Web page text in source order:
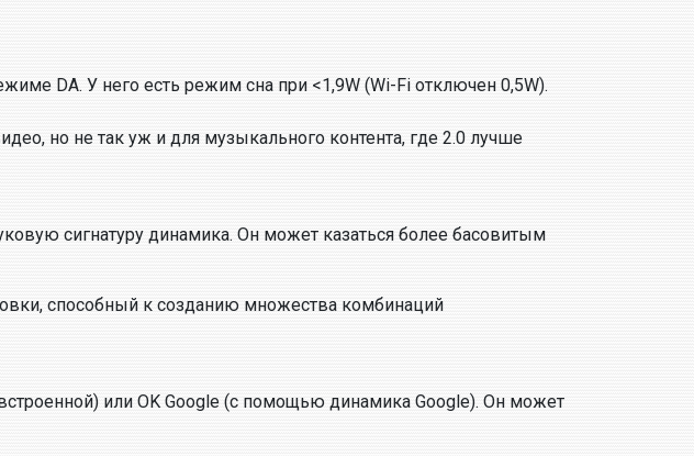
DA. У него есть режим сна при <1,9W (Wi-Fi отключен 0,5W).
но не так уж и для музыкального контента, где 2.0 лучше
сигнатуру динамика. Он может казаться более басовитым
способный к созданию множества комбинаций
или OK Google (с помощью динамика Google). Он может